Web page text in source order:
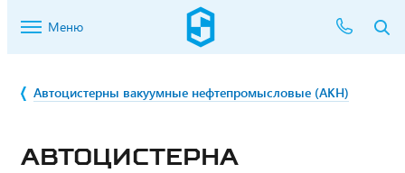
Меню
Автоцистерны вакуумные нефтепромысловые (АКН)
АВТОЦИСТЕРНА